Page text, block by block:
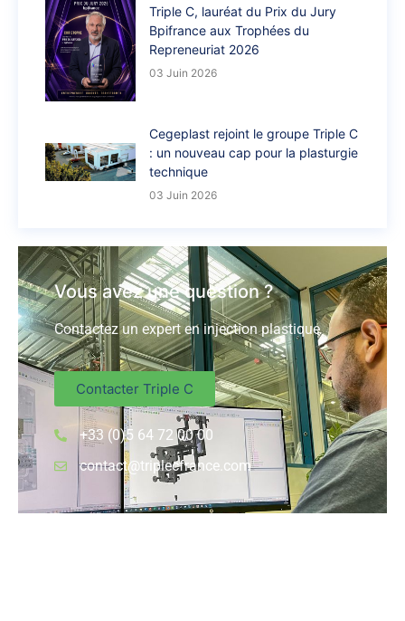
Triple C, lauréat du Prix du Jury
Bpifrance aux Trophées du
Repreneuriat 2026
03 Juin 2026
Cegeplast rejoint le groupe Triple C
: un nouveau cap pour la plasturgie
technique
03 Juin 2026
Vous avez une question ?
Contactez un expert en injection plastique
Contacter Triple C
+33 (0)5 64 72 00 00
contact@triplecfrance.com